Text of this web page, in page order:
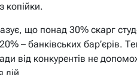
копійки.
що понад 30% скарг
– банківських бар’єрів.
від конкурентів не